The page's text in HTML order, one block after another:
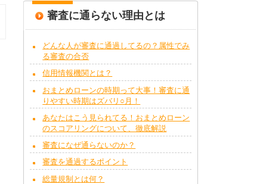
審査に通らない理由とは
どんな人が審査に通過してるの？属性でみ
る審査の合否
信用情報機関とは？
おまとめローンの時期って大事！審査に通
りやすい時期はズバリ○月！
あなたはこう見られてる！おまとめローン
のスコアリングについて、徹底解説
審査になぜ通らないのか？
審査を通過するポイント
総量規制とは何？